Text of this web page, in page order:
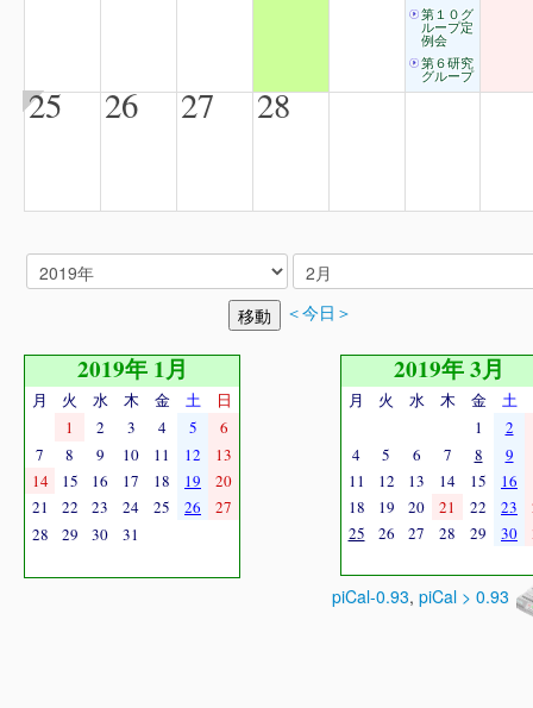
第１０グ
ループ定
例会
第６研究
グループ
25 26 27 28
＜今日＞
2019年 1月
月 火 水 木 金 土
日
1
2 3 4 5
6
7
8 9 10 11 12
13
14
15 16 17 18 19
20
21
22 23 24 25 26
27
28
29 30 31
2019年 3月
月 火 水 木 金 土
1
2
4
5 6 7 8 9
11
12 13 14 15 16
18
19 20 21 22 23
25
26 27 28 29 30
piCal-0.93, piCal > 0.93